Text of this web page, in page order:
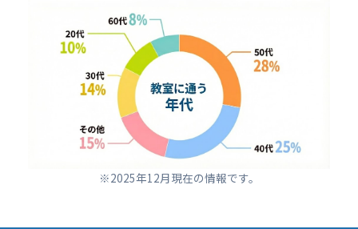
※2025年12月現在の情報です。